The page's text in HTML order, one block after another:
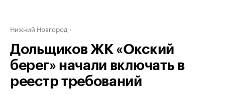
Нижний Новгород
Дольщиков ЖК «Окский
берег» начали включать в
реестр требований